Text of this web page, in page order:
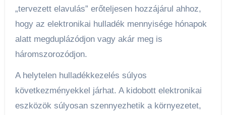
„tervezett elavulás” erőteljesen hozzájárul ahhoz,
hogy az elektronikai hulladék mennyisége hónapok
alatt megduplázódjon vagy akár meg is
háromszorozódjon.
A helytelen hulladékkezelés súlyos
következményekkel járhat. A kidobott elektronikai
eszközök súlyosan szennyezhetik a környezetet,